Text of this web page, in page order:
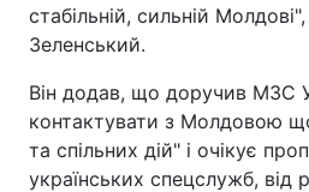
стабільній, сильній
Зеленський.
Він додав, що доручив МЗС
контактувати з Молдовою
та спільних дій" і очікує
українських спецслужб, від